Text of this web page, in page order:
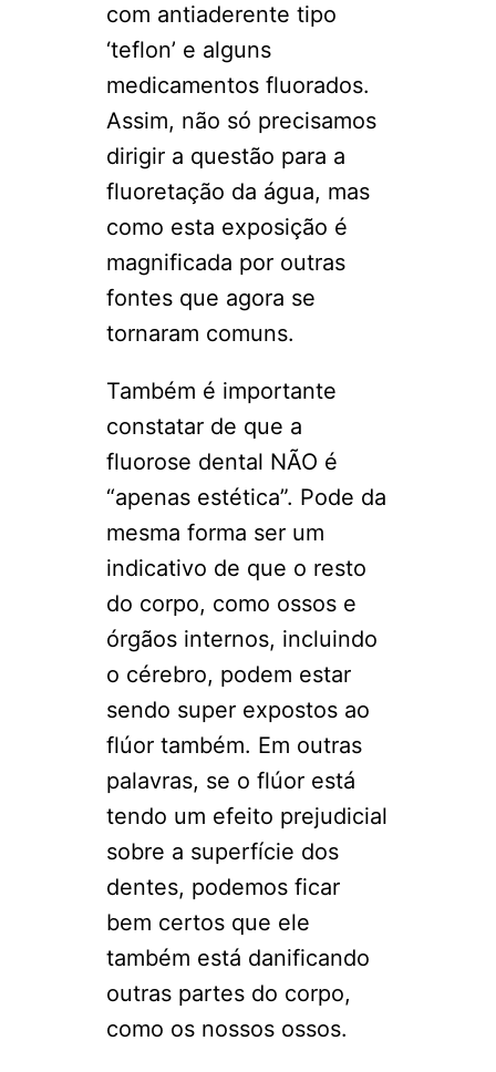
com antiaderente tipo
‘teflon’ e alguns
medicamentos fluorados.
Assim, não só precisamos
dirigir a questão para a
fluoretação da água, mas
como esta exposição é
magnificada por outras
fontes que agora se
tornaram comuns.
Também é importante
constatar de que a
fluorose dental NÃO é
“apenas estética”. Pode da
mesma forma ser um
indicativo de que o resto
do corpo, como ossos e
órgãos internos, incluindo
o cérebro, podem estar
sendo super expostos ao
flúor também. Em outras
palavras, se o flúor está
tendo um efeito prejudicial
sobre a superfície dos
dentes, podemos ficar
bem certos que ele
também está danificando
outras partes do corpo,
como os nossos ossos.